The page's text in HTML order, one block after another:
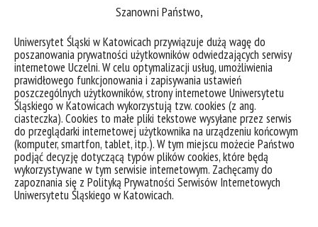
Szanowni Państwo,
Uniwersytet Śląski w Katowicach przywiązuje dużą wagę do
poszanowania prywatności użytkowników odwiedzających serwisy
internetowe Uczelni. W celu optymalizacji usług, umożliwienia
prawidłowego funkcjonowania i zapisywania ustawień
poszczególnych użytkowników, strony internetowe Uniwersytetu
Śląskiego w Katowicach wykorzystują tzw. cookies (z ang.
ciasteczka). Cookies to małe pliki tekstowe wysyłane przez serwis
do przeglądarki internetowej użytkownika na urządzeniu końcowym
(komputer, smartfon, tablet, itp.). W tym miejscu możecie Państwo
podjąć decyzję dotyczącą typów plików cookies, które będą
wykorzystywane w tym serwisie internetowym. Zachęcamy do
zapoznania się z Polityką Prywatności Serwisów Internetowych
Uniwersytetu Śląskiego w Katowicach.
Drugiego dnia konferencji prelegenci podejmą próbę
i obowiązków ustanowionych w międzynarodowym
systemie ochrony praw człowieka powinien być
„implementowany” na grunt prowadzonych współcześnie
operacji wojskowych, uzupełniając podstawowy reżim
międzynarodowego prawa humanitarnego konfliktów
zbrojnych oraz wybrane zagadnienia ochrony ofiar wojny
we współczesnych konfliktach zbrojnych.
Więcej informacji w II komunikacie konferencyjnym z
programem konferencji oraz na
stronie:https://mph.amw.gdynia.pl/konferencje/#rok-2026